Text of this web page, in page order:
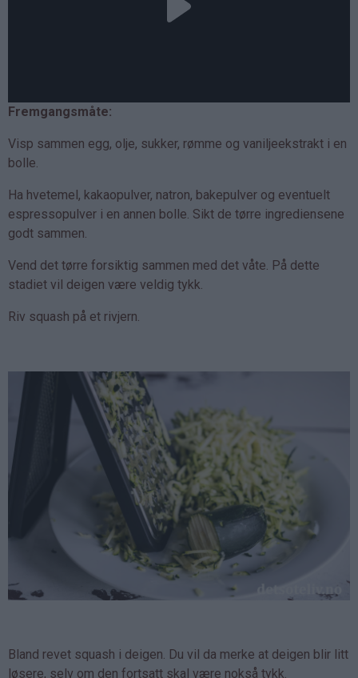
Fremgangsmåte:
Visp sammen egg, olje, sukker, rømme og vaniljeekstrakt i en
bolle.
Ha hvetemel, kakaopulver, natron, bakepulver og eventuelt
espressopulver i en annen bolle. Sikt de tørre ingrediensene
godt sammen.
Vend det tørre forsiktig sammen med det våte. På dette
stadiet vil deigen være veldig tykk.
Riv squash på et rivjern.
Bland revet squash i deigen. Du vil da merke at deigen blir litt
løsere, selv om den fortsatt skal være nokså tykk.